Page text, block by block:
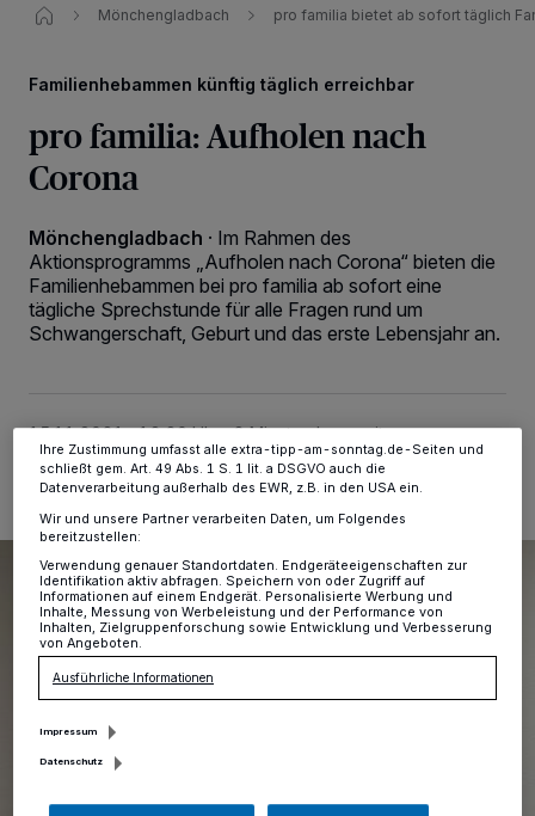
Mönchengladbach pro familia bietet ab sofort täglich
Familienhebammen künftig täglich erreichbar
pro familia: Aufholen nach
Corona
Mönchengladbach · Im Rahmen des
Aktionsprogramms „Aufholen nach Corona“ bieten die
Familienhebammen bei pro familia ab sofort eine
tägliche Sprechstunde für alle Fragen rund um
Schwangerschaft, Geburt und das erste Lebensjahr an.
15.11.2021 , 12:20 Uhr 2 Minuten Lesezeit
personenbezogene Daten wie Browserdaten oder eindeutige
Kennungen auf Ihrem Gerät zu. Durch Auswahl von OK aktivieren Sie
Tracking-Technologien für die unter „Wir und unsere Partner
verarbeiten Daten, um Ihnen Dienste bereitzustellen“ aufgeführten
Zwecke. Wenn Tracker deaktiviert sind, sind manche Inhalte und
Anzeigen möglicherweise nicht mehr so relevant für Sie. Sie können
dieses Menü jederzeit wieder aufrufen, um Ihre Einstellungen zu
Ihre Zustimmung umfasst alle extra-tipp-am-sonntag.de-Seiten und
schließt gem. Art. 49 Abs. 1 S. 1 lit. a DSGVO auch die
Datenverarbeitung außerhalb des EWR, z.B. in den USA ein.
Wir und unsere Partner verarbeiten Daten, um Folgendes
bereitzustellen:
Verwendung genauer Standortdaten. Endgeräteeigenschaften zur
Identifikation aktiv abfragen. Speichern von oder Zugriff auf
Informationen auf einem Endgerät. Personalisierte Werbung und
Inhalte, Messung von Werbeleistung und der Performance von
Inhalten, Zielgruppenforschung sowie Entwicklung und Verbesserung
von Angeboten.
Ausführliche Informationen
Impressum
Datenschutz